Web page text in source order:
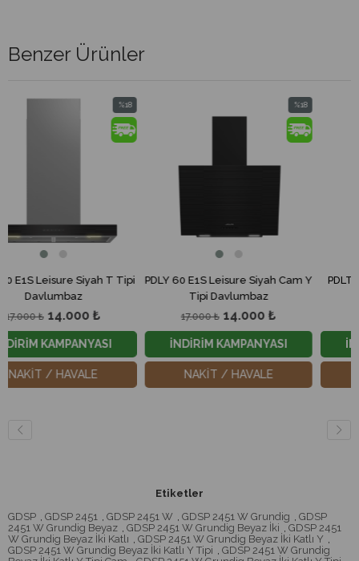
Benzer Ürünler
T Tipi
PDLY 60 E1S Leisure Siyah Cam Y
17.000 ₺
İNDİRİM KAMPANYASI
NAKİT / HAVALE
PDLT 909 S Leisure Inox
26.450 ₺
İNDİRİM
NAKİT / HAVALE
Etiketler
GDSP , GDSP 2451 , GDSP 2451 W , GDSP 2451 W Grundig , GDSP
2451 W Grundig Beyaz , GDSP 2451 W Grundig Beyaz İki , GDSP 2451
W Grundig Beyaz İki Katlı , GDSP 2451 W Grundig Beyaz İki Katlı Y ,
GDSP 2451 W Grundig Beyaz İki Katlı Y Tipi , GDSP 2451 W Grundig